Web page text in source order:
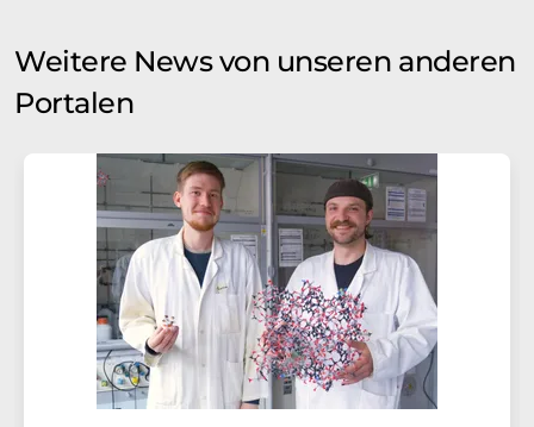
Weitere News von unseren anderen
Portalen